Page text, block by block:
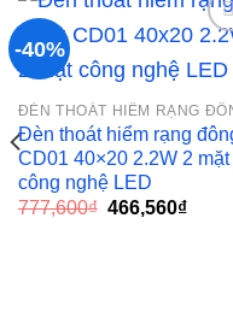
-40%
ĐÈN THOÁT HIỂM RẠNG
Đèn thoát hiểm rạng
CD01 40×20 2.2W 2 mặt
công nghệ LED
777,600₫ Giá
466,560₫Giá